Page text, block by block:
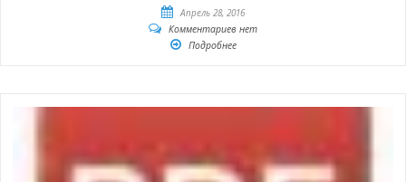
Апрель 28, 2016
Комментариев нет
Подробнее